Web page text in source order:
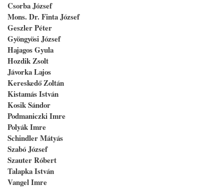
Csorba József
Mons. Dr. Finta József
Geszler Péter
Gyöngyösi József
Hajagos Gyula
Hozdik Zsolt
Jávorka Lajos
Kereskedő Zoltán
Kistamás István
Kosik Sándor
Podmaniczki Imre
Polyák Imre
Schindler Mátyás
Szabó József
Szauter Róbert
Talapka István
Vangel Imre